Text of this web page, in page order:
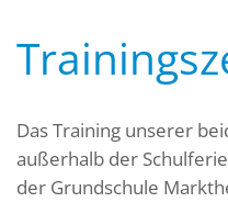
Das Training unserer
außerhalb der
der Grundschule